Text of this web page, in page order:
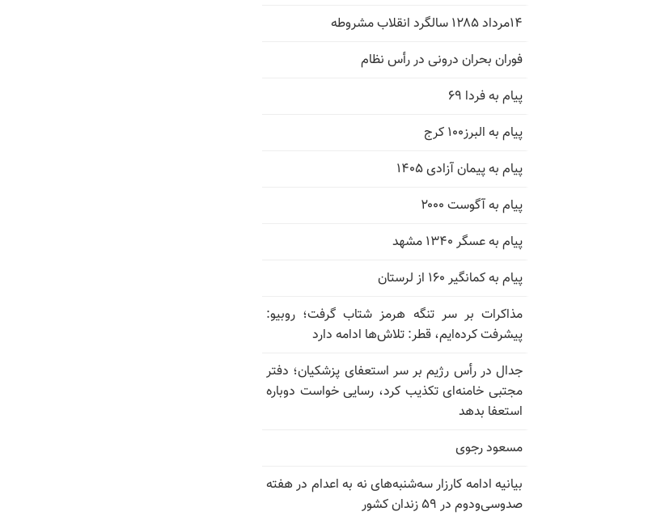
۱۴مرداد ۱۲۸۵ سالگرد انقلاب مشروطه
فوران بحران درونی در رأس نظام
پیام به فردا ۶۹
پیام به البرز۱۰۰ کرج
پیام به پیمان آزادی ۱۴۰۵
پیام به آگوست ۲۰۰۰
پیام به عسگر ۱۳۴۰ مشهد
پیام به کمانگیر ۱۶۰ از لرستان
مذاکرات بر سر تنگه هرمز شتاب گرفت؛ روبیو:
پیشرفت کرده‌ایم، قطر: تلاش‌ها ادامه دارد
جدال در رأس رژیم بر سر استعفای پزشکیان؛ دفتر
مجتبی خامنه‌ای تکذیب کرد، رسایی خواست دوباره
استعفا بدهد
مسعود رجوی
بیانیه ادامه کارزار سه‌شنبه‌های نه به اعدام در هفته
صدوسی‌و‌دوم در ۵۹ زندان کشور